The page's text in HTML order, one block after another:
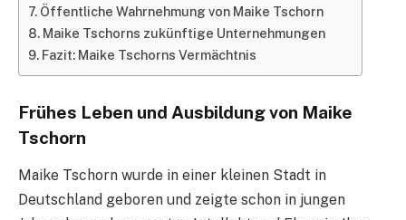
Öffentliche Wahrnehmung von Maike Tschorn
Maike Tschorns zukünftige Unternehmungen
Fazit: Maike Tschorns Vermächtnis
Frühes Leben und Ausbildung von Maike
Tschorn
Maike Tschorn wurde in einer kleinen Stadt in
Deutschland geboren und zeigte schon in jungen